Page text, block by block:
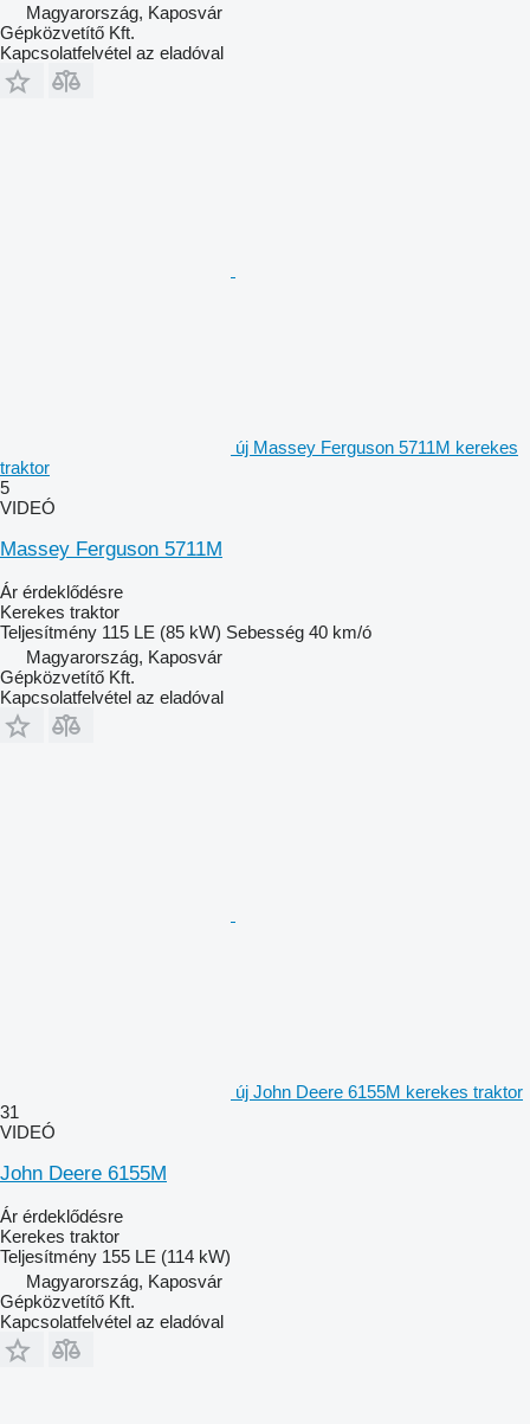
Magyarország, Kaposvár
Gépközvetítő Kft.
Kapcsolatfelvétel az eladóval
új Massey Ferguson 5711M kerekes
traktor
5
VIDEÓ
Massey Ferguson 5711M
Ár érdeklődésre
Kerekes traktor
Teljesítmény 115 LE (85 kW) Sebesség 40 km/ó
Magyarország, Kaposvár
Gépközvetítő Kft.
Kapcsolatfelvétel az eladóval
új John Deere 6155M kerekes traktor
31
VIDEÓ
John Deere 6155M
Ár érdeklődésre
Kerekes traktor
Teljesítmény 155 LE (114 kW)
Magyarország, Kaposvár
Gépközvetítő Kft.
Kapcsolatfelvétel az eladóval